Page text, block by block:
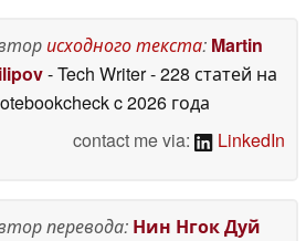
интеллектом; он
будет конкурировать
с iPhone 18 Pro и
Osmo Pocket 415 May
исходного текста: Martin
- Tech Writer- 228 статей на
c 2026 года
contact me via:
LinkedIn
перевода: Нин Нгок Дуй